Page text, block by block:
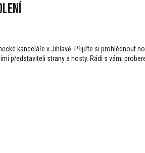
kanceláře v Jihlavě. Přijďte si prohlédnout
představiteli strany a hosty. Rádi s vámi